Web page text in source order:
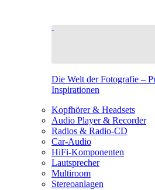
Die Welt der Fotografie –
Inspirationen
Kopfhörer & Headsets
Audio Player & Recorder
Radios & Radio-CD
Car-Audio
HiFi-Komponenten
Lautsprecher
Multiroom
Stereoanlagen